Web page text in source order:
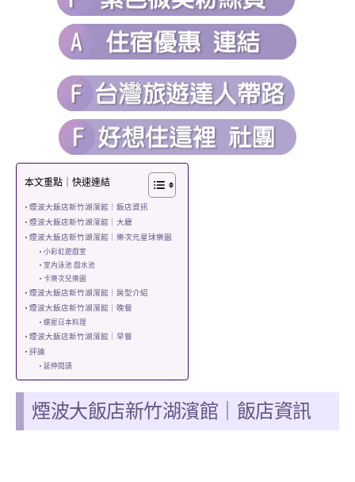
本文重點｜快速連結
煙波大飯店新竹湖濱館｜飯店資訊
煙波大飯店新竹湖濱館｜大廳
煙波大飯店新竹湖濱館｜樂次元星球樂園
小彩虹遊戲室
室內泳池 戲水池
卡樂次兒樂園
煙波大飯店新竹湖濱館｜房型介紹
煙波大飯店新竹湖濱館｜晚餐
蝶屋日本料理
煙波大飯店新竹湖濱館｜早餐
評論
延伸閱讀
煙波大飯店新竹湖濱館 飯店資訊